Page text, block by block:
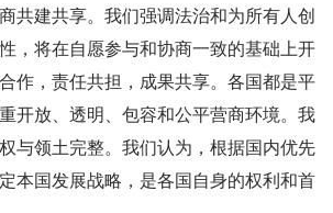
建共享。我们强调法治和为所有人创
，将在自愿参与和协商一致的基础上开
作，责任共担，成果共享。各国都是平
开放、透明、包容和公平营商环境。我
与领土完整。我们认为，根据国内优先
本国发展战略，是各国自身的权利和首